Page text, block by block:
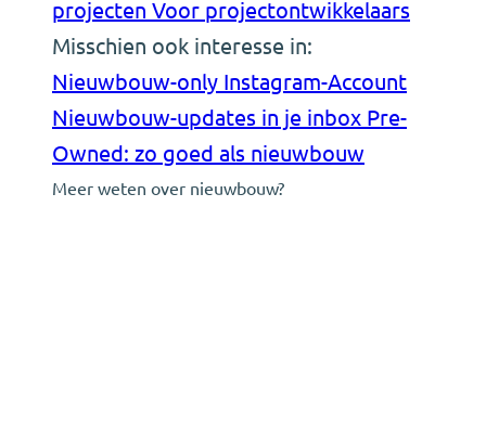
projecten Voor projectontwikkelaars
Misschien ook interesse in:
Nieuwbouw-only Instagram-Account
Nieuwbouw-updates in je inbox Pre-
Owned: zo goed als nieuwbouw
Meer weten over nieuwbouw?